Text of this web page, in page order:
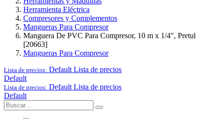
Herramienta Eléctrica
Compresores y Complementos
Mangueras Para Compresor
Manguera De PVC Para Compresor, 10 m x 1/4", Pretul
[20663]
Mangueras Para Compresor
Lista de precios: Default Lista de precios
Default
Lista de precios: Default Lista de precios
Default